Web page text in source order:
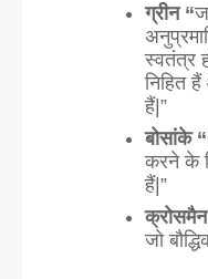
ग्रीन “
स्वतंत्र
निहित
हैं|”
बोसांके “
करने के
हैं|”
जो